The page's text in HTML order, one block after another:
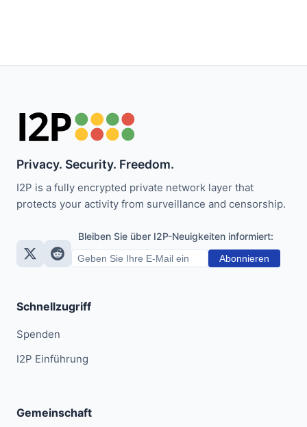
Privacy. Security. Freedom.
I2P is a fully encrypted private network layer that
protects your activity from surveillance and censorship.
Bleiben Sie über I2P-Neuigkeiten informiert:
Abonnieren
Schnellzugriff
Spenden
I2P Einführung
Gemeinschaft